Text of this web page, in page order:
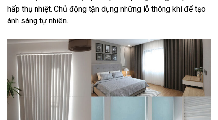
hấp thụ nhiệt. Chủ động tận dụng những lỗ thông khí để tạo
ánh sáng tự nhiên.